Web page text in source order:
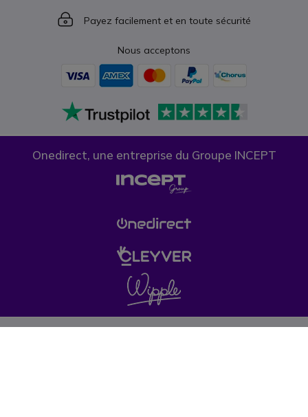
Icon
Payez facilement et en toute sécurité
Nous acceptons
Onedirect, une entreprise du Groupe INCEPT